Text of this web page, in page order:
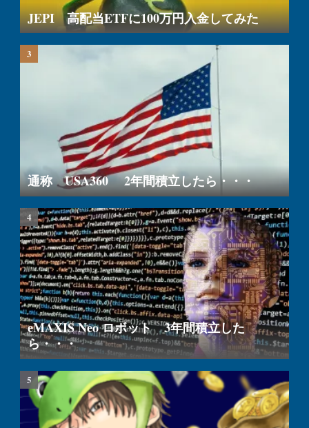
JEPI 高配当ETFに100万円入金してみた
通称 USA360 2年間積立したら・・・
eMAXIS Neo ロボット 3年間積立した
ら・・・